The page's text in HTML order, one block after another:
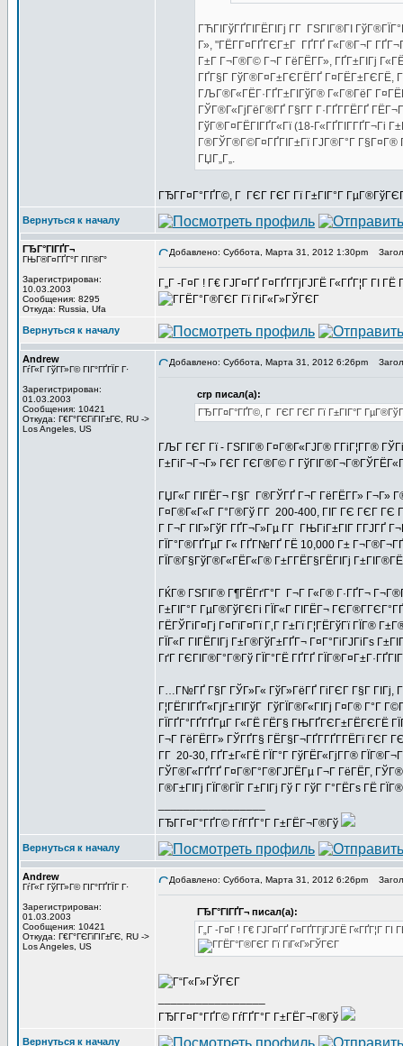
ГЋГІГўГҐГІГЁГІГј Г­Г ГЅГІГ®ГІ
Г», "ГЁГ­Г¤ГҐГЄГ±Г ГҐГҐ Г«Г®Г¬Г
Г±Г Г¬Г®Г© Г¬Г ГёГЁГ­Г», ГҐГ±ГІГј
ГҐГ§Г ГўГ®Г¤Г±ГЄГЁГҐ Г¤ГЁГ±ГЄГЁ,
ГЉГ®Г«ГЁГ·ГҐГ±ГІГўГ® Г«Г®ГёГ
ГЎГ®Г«ГјГёГ®ГҐ Г§Г­Г Г·ГҐГ­ГЁГҐ
ГўГ®Г¤ГЁГІГҐГ«Гї (18-Г«ГҐГІГ­ГҐГ¬Гі
Г®ГЎГ®Г©Г¤ГҐГІГ±Гї ГЈГ®Г°Г Г§Г¤Г®
ГЏГ„Г„.
ГЂГ­Г¤Г°ГҐГ©, Г ГЄГ ГЄГ Гї Г±ГІГ°Г
Вернуться к началу
ГЂГ°ГІГҐГ¬
ГЊГ®Г¤ГҐГ°Г ГІГ®Г°
Зарегистрирован:
10.03.2003
Сообщения: 8295
Откуда: Russia, Ufa
Добавлено: Суббота, Марта 31, 2012 1:30pm
Г„Г -Г¤Г ! Г€ ГЈГ¤ГҐ Г¤ГҐГ­ГјГЈГЁ Г«ГҐГ¦Г ГІ
Вернуться к началу
Andrew
ГѓГ«Г ГўГ­Г»Г© ГІГ°ГҐГЇГ Г·
Зарегистрирован:
01.03.2003
Сообщения: 10421
Откуда: Г€Г°ГЄГіГІГ±ГЄ, RU ->
Los Angeles, US
Добавлено: Суббота, Марта 31, 2012 6:26pm
crp писал(а):
ГЂГ­Г¤Г°ГҐГ©, Г ГЄГ ГЄГ Гї Г±ГІГ°Г
ГЉГ ГЄГ Гї - ГЅГІГ® Г¤Г®Г«ГЈГ® Г­ГіГ¦Г­Г®
Г±ГіГ¬Г¬Г» ГЄГ ГЄГ®Г© Г
ГЏГ«Г ГІГЁГ¬ Г§Г Г®ГЎГҐ Г¬Г ГёГЁГ­Г» Г¬Г»
Г¤Г®Г«Г«Г Г°Г®Гў Г­Г 200-400, ГІГ ГЄ ГЄГ ГЄ
Г Г¬Г ГІГ»ГўГ ГҐГ¬Г»Гµ Г­Г ГЊГіГ±ГІГ Г­ГЈГҐ
ГЇГ°Г®ГҐГµГ Г« ГҐГ№ГҐ ГЁ 10,000 Г±
ГЇГ®Г§ГўГ®Г«ГЁГ«Г® Г±Г­ГЁГ§ГЁГІГј
ГЌГ® ГЅГІГ® Г¶ГЁГґГ°Г Г¬Г Г«Г® Г·ГҐГ¬
Г±ГІГ°Г ГµГ®ГўГЄГі ГЇГ«Г ГІГЁГ¬
ГЁГЎГіГ¤Гј Г¤ГїГ¤Гї Г‚Г Г±Гї Г¦ГЁГўГї ГЇГ®
ГЇГ«Г ГІГЁГІГј Г±Г®ГўГ±ГҐГ¬ Г¤Г°ГіГЈГіГѕ
ГґГ ГЄГІГ®Г°Г®Гў ГЇГ°ГЁ ГҐГҐ
Г…Г№ГҐ Г§Г ГЎГ»Г« ГўГ»ГёГҐ ГіГЄГ Г§Г ГІГј,
Г¦ГЁГІГҐГ«ГјГ±ГІГўГ ГўГЇГ®Г«ГІГј Г¤Г®
ГЇГҐГ°ГҐГҐГµГ Г«ГЁ ГЁГ§ ГЊГҐГЄГ±ГЁГЄГЁ
Г¬Г ГёГЁГ­Г» ГЎГҐГ§ ГЁГ§Г¬ГҐГ­ГҐГ­ГЁГї ГЄГ
Г­Г 20-30, ГҐГ±Г«ГЁ ГЇГ°Г ГўГЁГ«ГјГ­Г®
ГЎГ®Г«ГҐГҐ Г¤Г®Г°Г®ГЈГЁГµ Г¬Г ГёГЁГ­,
Г®Г±ГІГј ГЇГ®ГЇГ Г±ГІГј Гў Г ГўГ Г°ГЁГѕ ГЁ
ГЂГ­Г¤Г°ГҐГ© ГѓГҐГ°Г Г±ГЁГ¬Г®Гў
Вернуться к началу
Andrew
ГѓГ«Г ГўГ­Г»Г© ГІГ°ГҐГЇГ Г·
Зарегистрирован:
01.03.2003
Сообщения: 10421
Откуда: Г€Г°ГЄГіГІГ±ГЄ, RU ->
Los Angeles, US
Добавлено: Суббота, Марта 31, 2012 6:26pm
ГЂГ°ГІГҐГ¬ писал(а):
Г„Г -Г¤Г ! Г€ ГЈГ¤ГҐ Г¤ГҐГ­ГјГЈГЁ Г«ГҐГ¦Г
ГЂГ­Г¤Г°ГҐГ© ГѓГҐГ°Г Г±ГЁГ¬Г®Гў
Вернуться к началу